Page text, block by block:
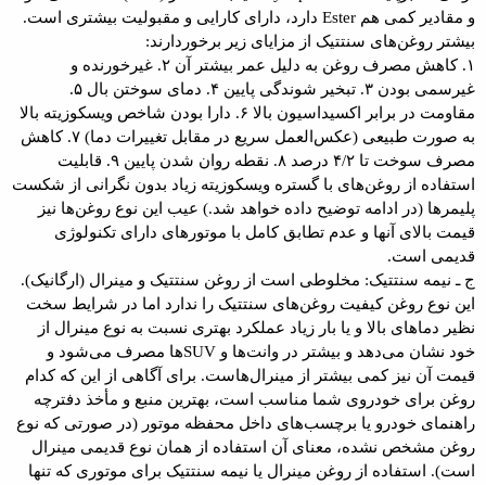
و مقادیر کمی هم Ester دارد، دارای کارایی و مقبولیت بیشتری است.
بیشتر روغن‌های سنتتیک از مزایای زیر برخوردارند:
۱. کاهش مصرف روغن به دلیل عمر بیشتر آن ۲. غیرخورنده و
غیرسمی بودن ۳. تبخیر شوندگی پایین ۴. دمای سوختن بال ۵.
مقاومت در برابر اکسیداسیون بالا ۶. دارا بودن شاخص ویسکوزیته بالا
به صورت طبیعی (عکس‌العمل سریع در مقابل تغییرات دما) ۷. کاهش
مصرف سوخت تا ۴/۲ درصد ۸. نقطه روان شدن پایین ۹. قابلیت
استفاده از روغن‌های با گستره ویسکوزیته زیاد بدون نگرانی از شکست
پلیمرها (در ادامه توضیح داده خواهد شد.) عیب این نوع روغن‌ها نیز
قیمت بالای آنها و عدم تطابق کامل با موتورهای دارای تکنولوژی
قدیمی است.
ج ـ نیمه سنتتیک: مخلوطی است از روغن سنتتیک و مینرال (ارگانیک).
این نوع روغن کیفیت روغن‌های سنتتیک را ندارد اما در شرایط سخت
نظیر دماهای بالا و یا بار زیاد عملکرد بهتری نسبت به نوع مینرال از
خود نشان می‌دهد و بیشتر در وانت‌ها و SUVها مصرف می‌شود و
قیمت آن نیز کمی بیشتر از مینرال‌هاست. برای آگاهی از این که کدام
روغن برای خودروی شما مناسب است، بهترین منبع و مأخذ دفترچه
راهنمای خودرو یا برچسب‌های داخل محفظه موتور (در صورتی که نوع
روغن مشخص نشده، معنای آن استفاده از همان نوع قدیمی مینرال
است). استفاده از روغن مینرال یا نیمه سنتتیک برای موتوری که تنها